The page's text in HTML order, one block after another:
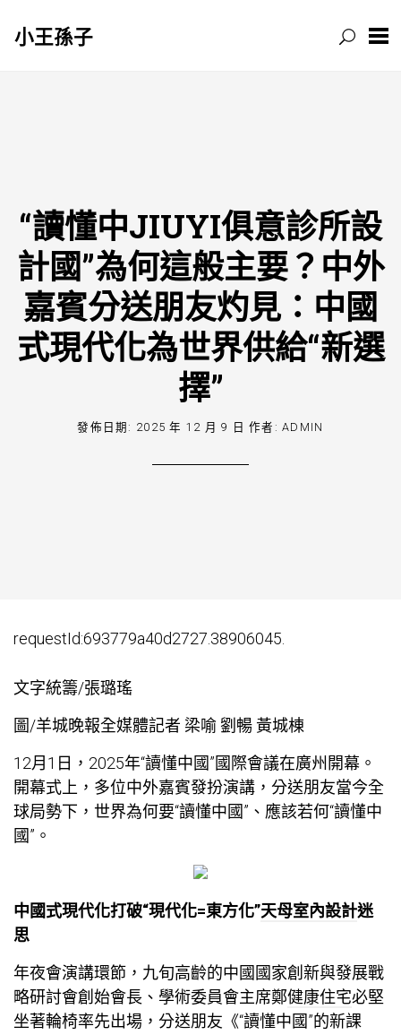
小王孫子
“讀懂中JIUYI俱意診所設
計國”為何這般主要？中外
嘉賓分送朋友灼見：中國
式現代化為世界供給“新選
擇”
發佈日期: 2025 年 12 月 9 日 作者:ADMIN
requestId:693779a40d2727.38906045.
文字統籌/張璐瑤
圖/羊城晚報全媒體記者 梁喻 劉暢 黃城棟
12月1日，2025年“讀懂中國”國際會議在廣州開幕。
開幕式上，多位中外嘉賓發扮演講，分送朋友當今全
球局勢下，世界為何要“讀懂中國”、應該若何“讀懂中
國”。
中國式現代化打破“現代化=東方化”天母室內設計迷
思
年夜會演講環節，九旬高齡的中國國家創新與發展戰
略研討會創始會長、學術委員會主席鄭健康住宅必堅
坐著輪椅率先出場，分送朋友《“讀懂中國”的新課